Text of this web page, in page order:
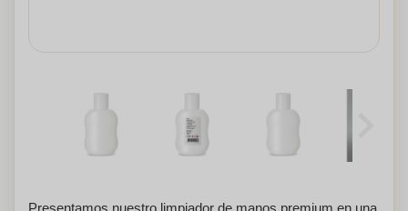
Presentamos nuestro limpiador de manos premium en una